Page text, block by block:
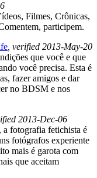
Filmes, Crônicas,
participem.
, verified 2013-May-20
que você e que
você precisa. Esta é
fazer amigos e dar
no BDSM e nos
2013-Dec-06
a fotografia fetichista é
fotógrafos experiente
mais é garota com
que aceitam